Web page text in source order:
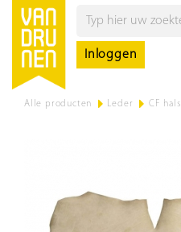
Inloggen
Alle producten > Leder > CF hals